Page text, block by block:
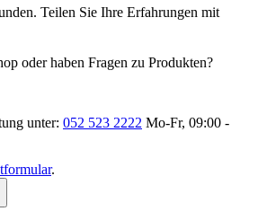
Teilen Sie Ihre Erfahrungen mit
oder haben Fragen zu Produkten?
unter: 052 523 2222 Mo-Fr, 09:00 -
.